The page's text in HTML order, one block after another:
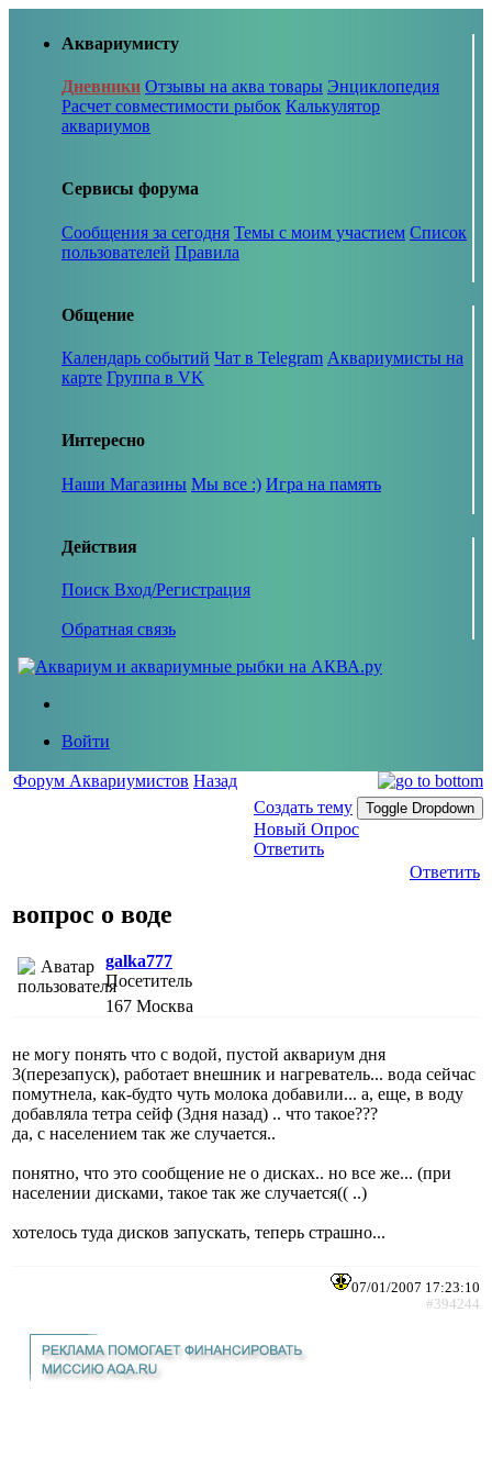
Аквариумисту
Дневники Отзывы на аква товары Энциклопедия
Расчет совместимости рыбок Калькулятор
аквариумов
Сервисы форума
Сообщения за сегодня Темы с моим участием Список
пользователей Правила
Общение
Календарь событий Чат в Telegram Аквариумисты на
карте Группа в VK
Интересно
Наши Магазины Мы все :) Игра на память
Действия
Поиск Вход/Регистрация
Обратная связь
Войти
Форум Аквариумистов Назад
Создать тему
Toggle Dropdown
Новый Опрос
Ответить
Ответить
вопрос о воде
galka777
Посетитель
167 Москва
не могу понять что с водой, пустой аквариум дня
3(перезапуск), работает внешник и нагреватель... вода сейчас
помутнела, как-будто чуть молока добавили... а, еще, в воду
добавляла тетра сейф (3дня назад) .. что такое???
да, с населением так же случается..
понятно, что это сообщение не о дисках.. но все же... (при
населении дисками, такое так же случается(( ..)
хотелось туда дисков запускать, теперь страшно...
07/01/2007 17:23:10
#394244